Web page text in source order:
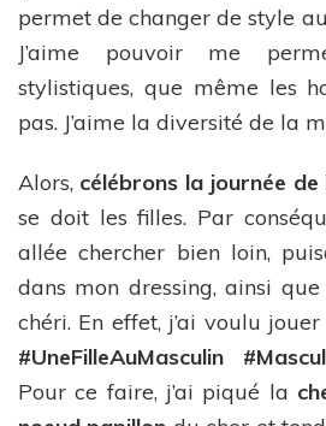
permet de changer de style
J’aime pouvoir me
stylistiques, que même les
pas. J’aime la diversité de la
Alors, célébrons la journée de
se doit les filles. Par
allée chercher bien loin,
dans mon dressing, ainsi
chéri. En effet, j’ai voulu
#UneFilleAuMasculin
Pour ce faire, j’ai piqué la